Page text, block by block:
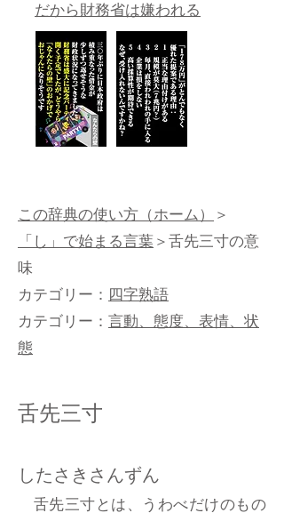
だから財務省は嫌われる
この辞典の使い方（ホーム）＞
「し」で始まる言葉＞舌先三寸の意
味
カテゴリー： 四字熟語
カテゴリー： 言動、態度、表情、状
態
舌先三寸
したさきさんずん
舌先三寸とは、うわべだけのもの